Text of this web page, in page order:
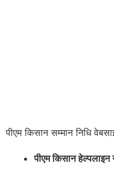
पीएम किसान सम्मान निधि
पीएम किसान हेल्पलाइन